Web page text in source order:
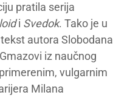
pratila serija
i Svedok. Tako je u
autora Slobodana
iz naučnog
vulgarnim
Milana